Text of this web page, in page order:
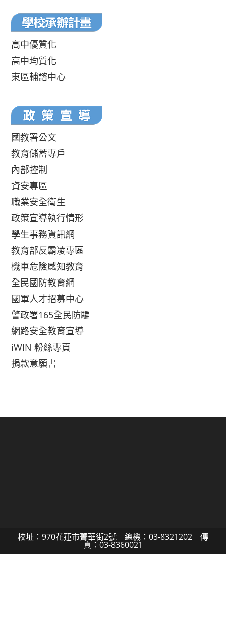
高中優質化
高中均質化
東區輔諮中心
國教署公文
教育儲蓄專戶
內部控制
資安專區
職業安全衛生
政策宣導執行情形
學生事務資訊網
教育部反霸凌專區
機車危險感知教育
全民國防教育網
國軍人才招募中心
警政署165全民防騙
網路安全教育宣導
iWIN 粉絲專頁
捐款意願書
校址：970花蓮市菁華街2號 總機：03-8321202 傳
真：03-8360021